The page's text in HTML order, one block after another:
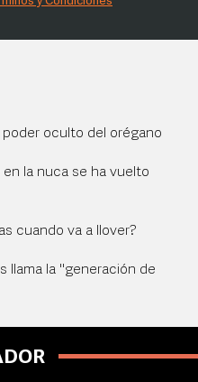
oculto del orégano
la nuca se ha vuelto
cuando va a llover?
llama la "generación de